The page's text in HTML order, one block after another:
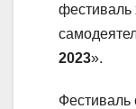
фестиваль
2023».
Фестиваль